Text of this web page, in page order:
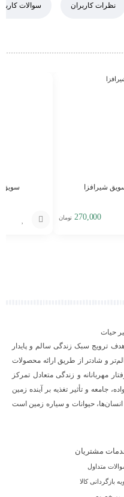
نظرات کاربران سوالات
شیرافزا
270,000 تومان
حیات
ترویج سبک زندگی سالم و پایدار
و شادتر از طریق ارائه محصولات
مهربانانه و زندگی متعادل تمرکز
جامعه و تأثیر تغذیه بر آینده زمین
انسان‌ها، حیوانات و سیاره زمین است
مشتریان
متداول
بازگردانی کالا